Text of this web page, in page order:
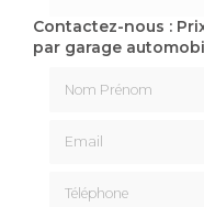
Contactez-nous :
par garage